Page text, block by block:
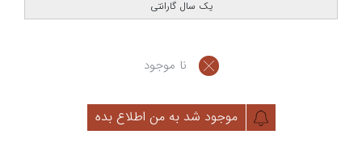
یک سال گارانتی
نا موجود
موجود شد به من اطلاع بده